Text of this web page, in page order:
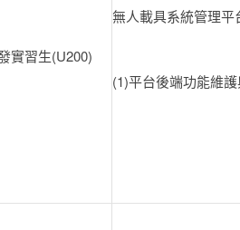
實習生(U200)
無人載具系統管理平
(1)平台後端功能維